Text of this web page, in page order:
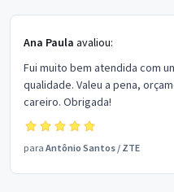
Ana Paula avaliou:
Fui muito bem atendida com
qualidade. Valeu a pena,
careiro. Obrigada!
para Antônio Santos / ZTE